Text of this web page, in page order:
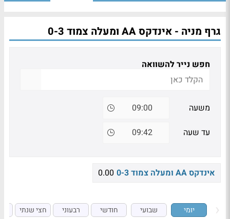
גרף מניה - אינדקס AA ומעלה צמוד 0-3
חפש נייר להשוואה
משעה
עד שעה
אינדקס AA ומעלה צמוד 0-3 0.00
יומי שבועי חודשי רבעוני חצי שנתי